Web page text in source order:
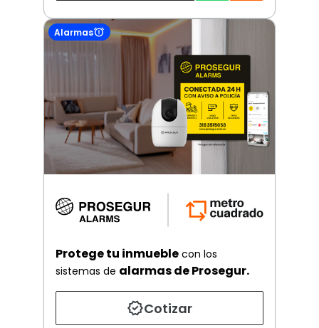
Alarmas
Protege tu inmueble con los
sistemas de alarmas de Prosegur.
Cotizar